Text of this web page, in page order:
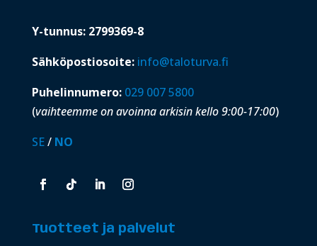
Y-tunnus: 2799369-8
Sähköpostiosoite: info@taloturva.fi
Puhelinnumero: 029 007 5800
(vaihteemme on avoinna arkisin kello 9:00-17:00)
SE/ NO
Tuotteet ja palvelut